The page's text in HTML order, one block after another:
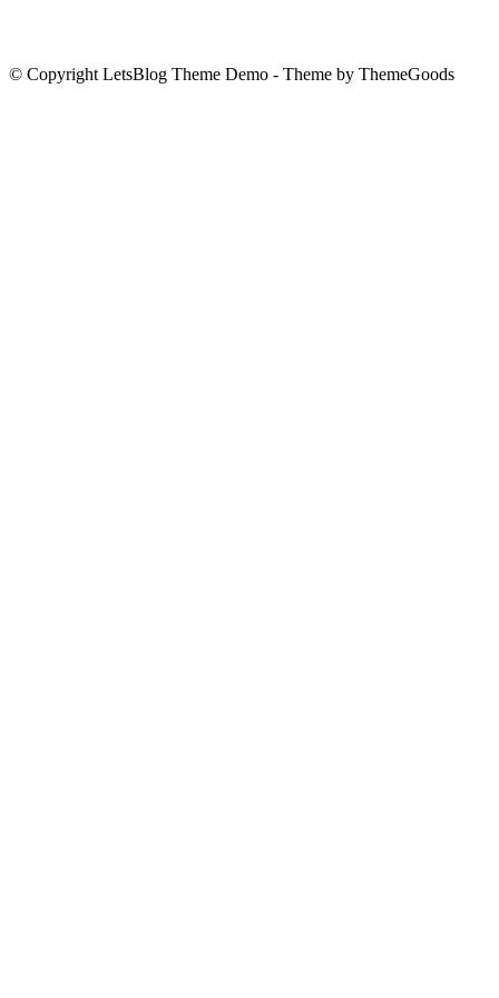
© Copyright LetsBlog Theme Demo - Theme by ThemeGoods